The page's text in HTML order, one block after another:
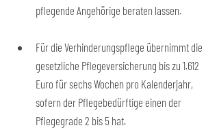
pflegende Angehörige beraten lassen.
Für die Verhinderungspflege übernimmt die
gesetzliche Pflegeversicherung bis zu 1.612
Euro für sechs Wochen pro Kalenderjahr,
sofern der Pflegebedürftige einen der
Pflegegrade 2 bis 5 hat.